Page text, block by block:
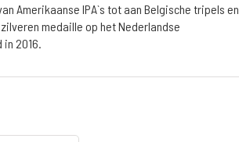
Amerikaanse IPA`s tot aan Belgische tripels en
medaille op het Nederlandse
in 2016.